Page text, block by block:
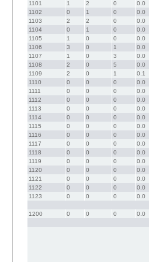
1101 1 2 0
0.0
1102
0 1 0
0.0
1103
2 2 0
0.0
1104
0 1 0
0.0
1105
1 0 0
0.0
1106
3 0 1
0.0
1107
1 0 3
0.0
1108
2 0 5
0.0
1109
2 0 1
0.1
1110
0 0 0
0.0
1111
0 0 0
0.0
1112
0 0 0
0.0
1113
0 0 0
0.0
1114
0 0 0
0.0
1115
0 0 0
0.0
1116
0 0 0
0.0
1117
0 0 0
0.0
1118
0 0 0
0.0
1119
0 0 0
0.0
1120
0 0 0
0.0
1121
0 0 0
0.0
1122
0 0 0
0.0
1123
0 0 0 0.0
1200 0 0 0 0.0